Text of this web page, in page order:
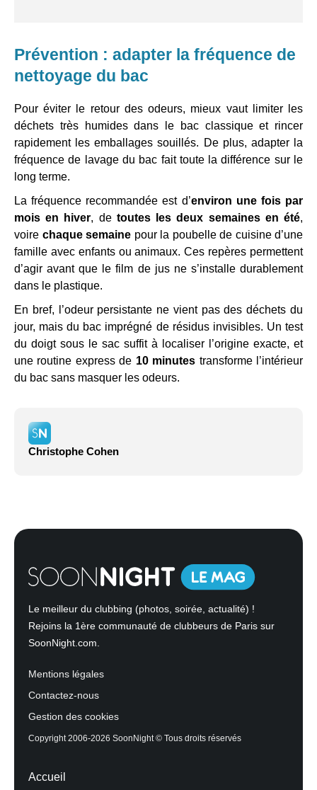
Prévention : adapter la fréquence de
nettoyage du bac
Pour éviter le retour des odeurs, mieux vaut limiter les
déchets très humides dans le bac classique et rincer
rapidement les emballages souillés. De plus, adapter la
fréquence de lavage du bac fait toute la différence sur le
long terme.
La fréquence recommandée est d’environ une fois par
mois en hiver, de toutes les deux semaines en été,
voire chaque semaine pour la poubelle de cuisine d’une
famille avec enfants ou animaux. Ces repères permettent
d’agir avant que le film de jus ne s’installe durablement
dans le plastique.
En bref, l’odeur persistante ne vient pas des déchets du
jour, mais du bac imprégné de résidus invisibles. Un test
du doigt sous le sac suffit à localiser l’origine exacte, et
une routine express de 10 minutes transforme l’intérieur
du bac sans masquer les odeurs.
Christophe Cohen
Le meilleur du clubbing (photos, soirée, actualité) !
Rejoins la 1ère communauté de clubbeurs de Paris sur
SoonNight.com.
Mentions légales
Contactez-nous
Gestion des cookies
Copyright 2006-2026 SoonNight © Tous droits réservés
Accueil